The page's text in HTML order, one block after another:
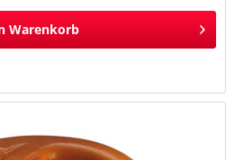
Warenkorb